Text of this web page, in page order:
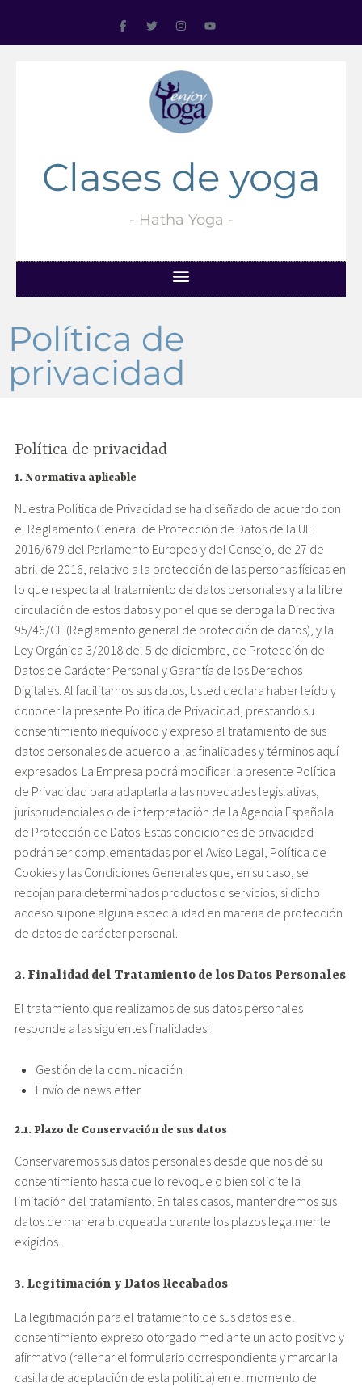
Clases de yoga
- Hatha Yoga -
Política de
privacidad
Política de privacidad
1. Normativa aplicable
Nuestra Política de Privacidad se ha diseñado de acuerdo con
el Reglamento General de Protección de Datos de la UE
2016/679 del Parlamento Europeo y del Consejo, de 27 de
abril de 2016, relativo a la protección de las personas físicas en
lo que respecta al tratamiento de datos personales y a la libre
circulación de estos datos y por el que se deroga la Directiva
95/46/CE (Reglamento general de protección de datos), y la
Ley Orgánica 3/2018 del 5 de diciembre, de Protección de
Datos de Carácter Personal y Garantía de los Derechos
Digitales. Al facilitarnos sus datos, Usted declara haber leído y
conocer la presente Política de Privacidad, prestando su
consentimiento inequívoco y expreso al tratamiento de sus
datos personales de acuerdo a las finalidades y términos aquí
expresados. La Empresa podrá modificar la presente Política
de Privacidad para adaptarla a las novedades legislativas,
jurisprudenciales o de interpretación de la Agencia Española
de Protección de Datos. Estas condiciones de privacidad
podrán ser complementadas por el Aviso Legal, Política de
Cookies y las Condiciones Generales que, en su caso, se
recojan para determinados productos o servicios, si dicho
acceso supone alguna especialidad en materia de protección
de datos de carácter personal.
2. Finalidad del Tratamiento de los Datos Personales
El tratamiento que realizamos de sus datos personales
responde a las siguientes finalidades:
Gestión de la comunicación
Envío de newsletter
2.1. Plazo de Conservación de sus datos
Conservaremos sus datos personales desde que nos dé su
consentimiento hasta que lo revoque o bien solicite la
limitación del tratamiento. En tales casos, mantendremos sus
datos de manera bloqueada durante los plazos legalmente
exigidos.
3. Legitimación y Datos Recabados
La legitimación para el tratamiento de sus datos es el
consentimiento expreso otorgado mediante un acto positivo y
afirmativo (rellenar el formulario correspondiente y marcar la
casilla de aceptación de esta política) en el momento de